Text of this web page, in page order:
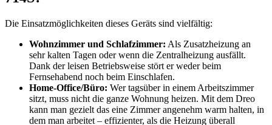
Die Einsatzmöglichkeiten dieses Geräts sind vielfältig:
Wohnzimmer und Schlafzimmer: Als Zusatzheizung an
sehr kalten Tagen oder wenn die Zentralheizung ausfällt.
Dank der leisen Betriebsweise stört er weder beim
Fernsehabend noch beim Einschlafen.
Home-Office/Büro: Wer tagsüber in einem Arbeitszimmer
sitzt, muss nicht die ganze Wohnung heizen. Mit dem Dreo
kann man gezielt das eine Zimmer angenehm warm halten, in
dem man arbeitet – effizienter, als die Heizung überall